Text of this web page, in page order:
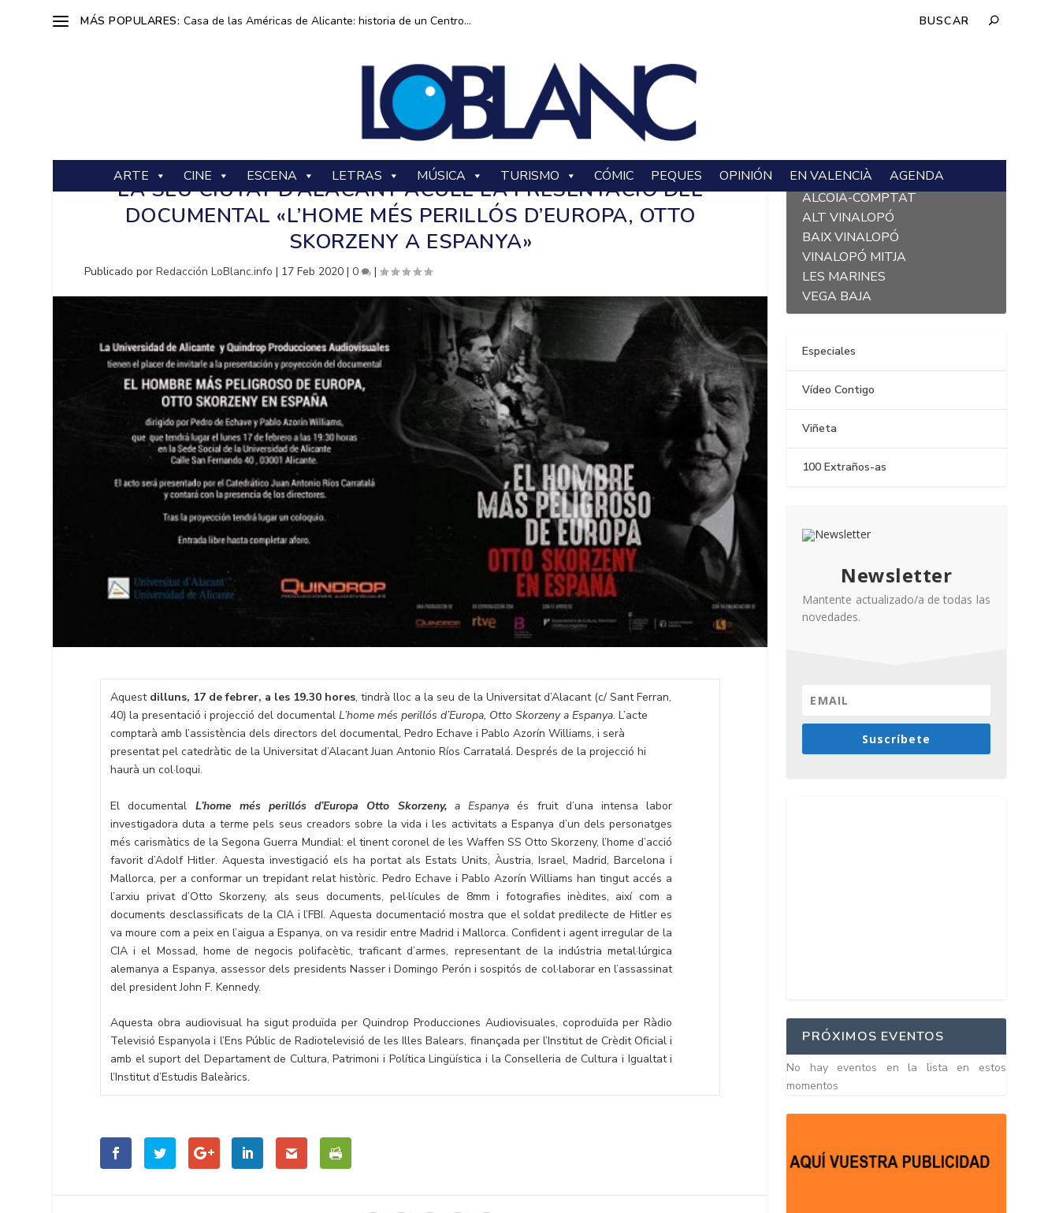
MÁS POPULARES: Casa de las Américas de Alicante: historia de un Centro...
ARTE CINE ESCENA LETRAS MÚSICA TURISMO CÓMIC PEQUES OPINIÓN EN VALENCIÀ AGENDA
LA SEU CIUTAT D’ALACANT ACULL LA PRESENTACIÓ DEL
DOCUMENTAL «L’HOME MÉS PERILLÓS D’EUROPA, OTTO
SKORZENY A ESPANYA»
Publicado porRedacción LoBlanc.info | 17 Feb 2020 |0 |
Aquest dilluns, 17 de febrer, a les 19.30 hores, tindrà lloc a la seu de la Universitat d’Alacant (c/ Sant Ferran,
40) la presentació i projecció del documentalL’home més perillós d’Europa, Otto Skorzeny a Espanya. L’acte
comptarà amb l’assistència dels directors del documental, Pedro Echave i Pablo Azorín Williams, i serà
presentat pel catedràtic de la Universitat d’Alacant Juan Antonio Ríos Carratalá. Després de la projecció hi
haurà un col·loqui.
El documental L’home més perillós d’Europa Otto Skorzeny,a Espanya és fruit d’una intensa labor
investigadora duta a terme pels seus creadors sobre la vida i les activitats a Espanya d’un dels personatges
més carismàtics de la Segona Guerra Mundial: el tinent coronel de les Waffen SS Otto Skorzeny, l’home d’acció
favorit d’Adolf Hitler. Aquesta investigació els ha portat als Estats Units, Àustria, Israel, Madrid, Barcelona i
Mallorca, per a conformar un trepidant relat històric. Pedro Echave i Pablo Azorín Williams han tingut accés a
l’arxiu privat d’Otto Skorzeny, als seus documents, pel·lícules de 8mm i fotografies inèdites, així com a
documents desclassificats de la CIA i l’FBI. Aquesta documentació mostra que el soldat predilecte de Hitler es
va moure com a peix en l’aigua a Espanya, on va residir entre Madrid i Mallorca. Confident i agent irregular de la
CIA i el Mossad, home de negocis polifacètic, traficant d’armes, representant de la indústria metal·lúrgica
alemanya a Espanya, assessor dels presidents Nasser i Domingo Perón i sospitós de col·laborar en l’assassinat
del president John F. Kennedy.
Aquesta obra audiovisual ha sigut produïda per Quindrop Producciones Audiovisuales, coproduïda per Ràdio
Televisió Espanyola i l’Ens Públic de Radiotelevisió de les Illes Balears, finançada per l’Institut de Crèdit Oficial i
amb el suport del Departament de Cultura, Patrimoni i Política Lingüística i la Conselleria de Cultura i Igualtat i
l’Institut d’Estudis Baleàrics.
L´ALACANTÍ
ALCOIÀ-COMPTAT
ALT VINALOPÓ
BAIX VINALOPÓ
VINALOPÓ MITJA
LES MARINES
VEGA BAJA
Especiales
Vídeo Contigo
Viñeta
100 Extraños-as
Newsletter
Mantente actualizado/a de todas las
novedades.
Suscríbete
PRÓXIMOS EVENTOS
No hay eventos en la lista en estos
momentos